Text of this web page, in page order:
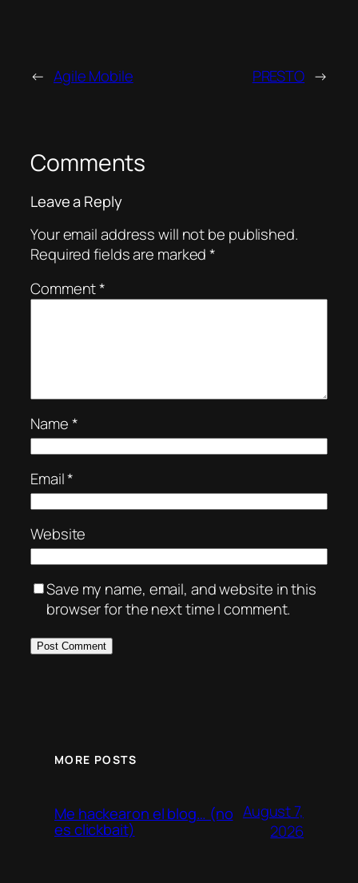
← Agile Mobile PRESTO →
Comments
Leave a Reply
Your email address will not be published.
Required fields are marked*
Comment*
Name*
Email*
Website
Save my name, email, and website in this
browser for the next time I comment.
MORE POSTS
Me hackearon el blog… (no
es clickbait)
August 7,
2026